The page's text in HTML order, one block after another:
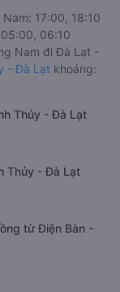
17:00, 18:10
06:10
Nam đi Đà Lạt -
- Đà Lạt khoảng:
Thủy - Đà Lạt
Thủy - Đà Lạt
từ Điện Bàn -